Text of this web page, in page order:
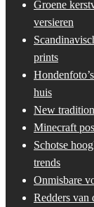
Groene
versieren
prints
huis
New
Minecraft
Schotse
trends
Onmisbare
Redders van